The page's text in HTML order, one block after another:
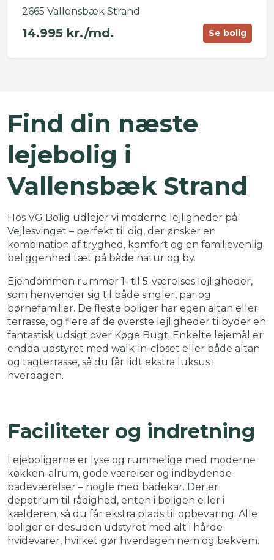
2665 Vallensbæk Strand
14.995 kr./md. Se bolig
−
Find din næste
lejebolig i
Vallensbæk Strand
Hos VG Bolig udlejer vi moderne lejligheder på
Vejlesvinget – perfekt til dig, der ønsker en
kombination af tryghed, komfort og en familievenlig
beliggenhed tæt på både natur og by.
Ejendommen rummer 1- til 5-værelses lejligheder,
som henvender sig til både singler, par og
børnefamilier. De fleste boliger har egen altan eller
terrasse, og flere af de øverste lejligheder tilbyder en
fantastisk udsigt over Køge Bugt. Enkelte lejemål er
endda udstyret med walk-in-closet eller både altan
og tagterrasse, så du får lidt ekstra luksus i
hverdagen.
Faciliteter og indretning
Lejeboligerne er lyse og rummelige med moderne
køkken-alrum, gode værelser og indbydende
badeværelser – nogle med badekar. Der er
depotrum til rådighed, enten i boligen eller i
kælderen, så du får ekstra plads til opbevaring. Alle
boliger er desuden udstyret med alt i hårde
hvidevarer, hvilket gør hverdagen nem og bekvem.